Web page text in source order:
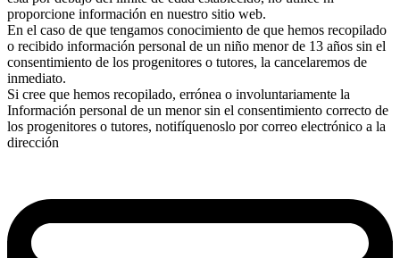
proporcione información en nuestro sitio web.
En el caso de que tengamos conocimiento de que hemos recopilado
o recibido información personal de un niño menor de 13 años sin el
consentimiento de los progenitores o tutores, la cancelaremos de
inmediato.
Si cree que hemos recopilado, errónea o involuntariamente la
Información personal de un menor sin el consentimiento correcto de
los progenitores o tutores, notifíquenoslo por correo electrónico a la
dirección